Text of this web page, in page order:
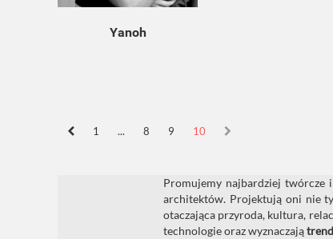
Yanoh
1 ... 8 9 10
Promujemy najbardziej twórcze
architektów. Projektują oni nie
otaczająca przyroda, kultura,
technologie oraz wyznaczają